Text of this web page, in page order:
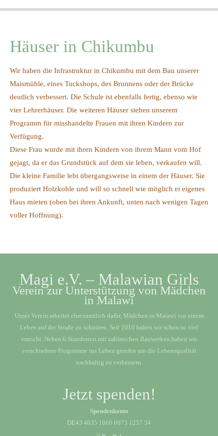
Häuser in Chikumbu
Wir haben die Infrastruktur in Chikumbu mit dem Bau unserer
Maismühle, eines Tuckshops, des Brunnens oder der Brücke
deutlich verbessert. Die Schule ist ebenfalls fertig, ebenso wie
vier Lehrerhäuser. Die weiteren Häuser stehen unserem
Programm für misshandelte Frauen mit ihren Kindern zur
Verfügung.
Diese Frau wurde mit ihren Kindern von ihrem Mann vom Hof
gejagt, da er das Grundstück auf dem sie leben, verkaufen will.
Die kleine Familie lebt übergangsweise in einem der Häuser. Sie
produziert Holzkohle und will so schnell wie möglich ei eigenes
Haus mieten (oben bei ihren Ankunft, unten nach wenigen Tagen
voller Hoffnung).
Magi e.V. – Malawian Girls
Verein zur Unterstützung von Mädchen
in Malawi
Unser Verein arbeitet ehrenamtlich dafür, Mädchen in Malawi vor einem
Leben auf der Straße zu schützen. Seit 2010 haben wir schon so viel
erreicht. Neben 6 Standorten mit zahlreichen Bauwerken haben wir
verschiedene Programme ins Leben gerufen um die Lebensqualität
nachhaltig zu verbessern.
Jetzt spenden!
Spendenkonto
DE43 4035 1060 0073 1257 34